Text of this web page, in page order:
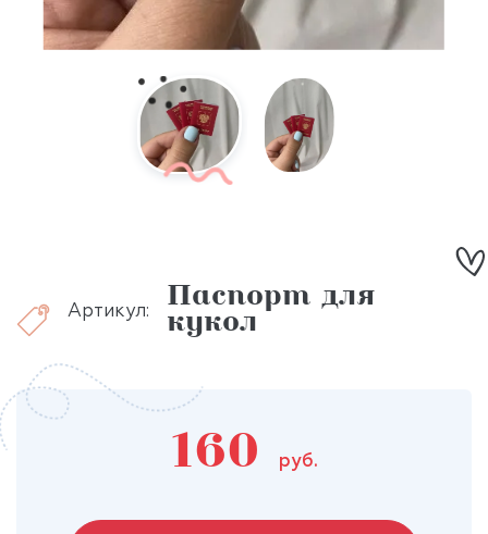
Артикул:
Паспорт для
кукол
160 руб.